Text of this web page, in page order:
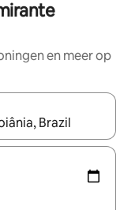
en meer op
maak je een keuze